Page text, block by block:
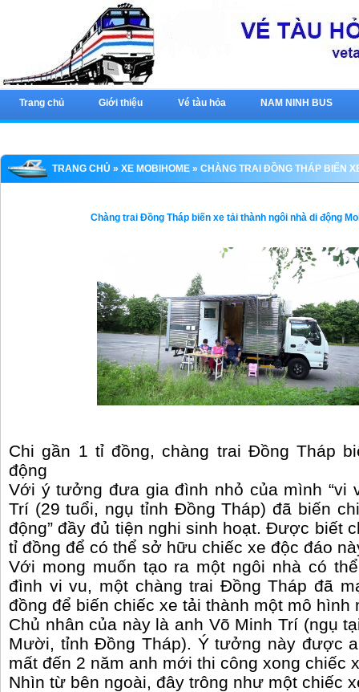
Trang chủ Giới thiệu Vé tàu hỏa NAM NINH BUS
TRANG CHỦ » XE MOBIHOME » CHÀNG TRAI ĐỒNG THÁP BIẾN
Chàng trai Đồng Tháp biến xe tải thành ngôi nhà di động
Chi gần 1 tỉ đồng, chàng trai Đồng Tháp
động
Với ý tưởng đưa gia đình nhỏ của mình “vi
Trí (29 tuổi, ngụ tỉnh Đồng Tháp) đã biến
động” đầy đủ tiện nghi sinh hoạt. Được biết
tỉ đồng để có thể sở hữu chiếc xe độc đáo
Với mong muốn tạo ra một ngôi nhà có
đình vi vu, một chàng trai Đồng Tháp đã
đồng để biến chiếc xe tải thành một mô hình
Chủ nhân của này là anh Võ Minh Trí (ngụ
Mười, tỉnh Đồng Tháp). Ý tưởng này được
mất đến 2 năm anh mới thi công xong chiếc
Nhìn từ bên ngoài, đây trông như một chiếc